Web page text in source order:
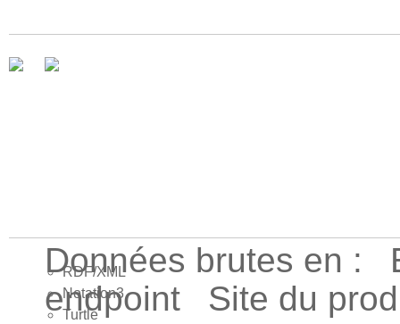
Données brutes en :
RDF/XML
Notation3
Turtle
endpoint
Site du